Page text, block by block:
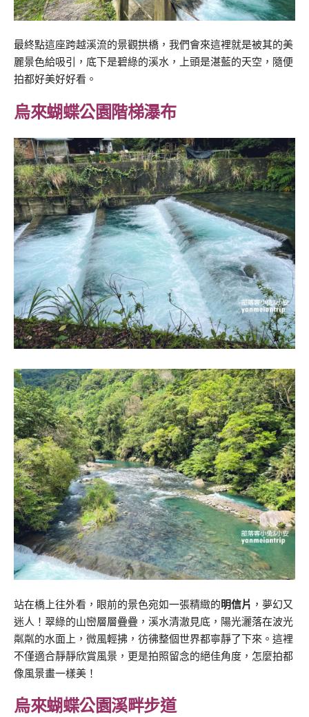
最終點這座跨越溪流的景觀拱橋，我們會來這裡就是被其的美
麗景色給吸引，底下是碧綠的溪水，上頭是湛藍的天空，隨便
拍都好美好好看。
烏來蝴蝶公園階梯瀑布
站在橋上往外看，眼前的景色宛如一張精緻的明信片 ，夢幻又
迷人！翠綠的山巒層層疊疊，溪水清澈見底，陽光灑落在波光
粼粼的水面上，微風輕拂，彷彿整個世界都寧靜了下來。這裡
不僅適合靜靜欣賞風景，更是拍照留念的絕佳角度，怎麼拍都
像風景畫一樣美！
烏來蝴蝶公園溪畔步道